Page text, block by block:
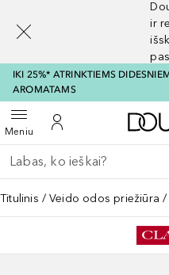
ir
IKI 25%* ATRINKTIEMS
AROMATAMS
MeniuAtidaryti meniuĮ mano paskyrą
Grįžk atgal
Vykdykite paiešką
Titulinis Veido odos priežiūra